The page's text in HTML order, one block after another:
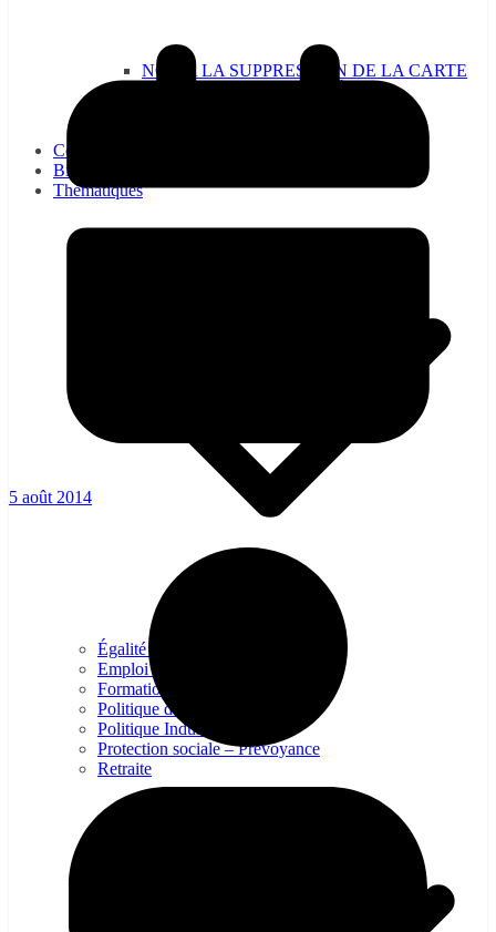
NON A LA SUPPRESSION DE LA CARTE
Communiqués
Bienvenue à la CGT-RATP
Thématiques
Égalité professionelle
Emploi – Conditions de travail
Formation professionnelles
Politique d’entreprise
Politique Industrielle
Protection sociale – Prévoyance
Retraite
5 août 2014